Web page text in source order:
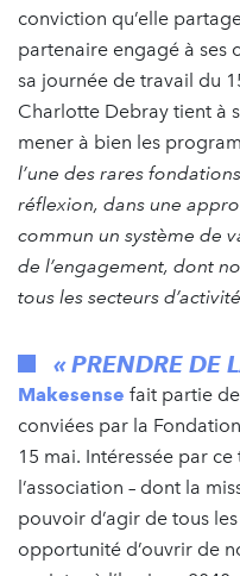
conviction qu’elle
partenaire engagé à ses
sa journée de travail du
Charlotte Debray tient à
mener à bien les
l’une des rares
réflexion, dans une
commun un système de
de l’engagement, dont
tous les secteurs
« PRENDRE DE
Makesense fait partie
conviées par la
15 mai. Intéressée par
l’association – dont la
pouvoir d’agir de tous
opportunité d’ouvrir de